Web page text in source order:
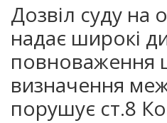
Дозвіл суду на
надає широкі
повноваження
визначення
порушує ст.8